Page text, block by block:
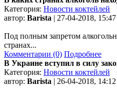
Категория: Новости коктейлей
автор: Barista | 27-04-2018,
Под полным запретом
странах...
Комментарии (0) Подробнее
В Украине вступил в силу
Категория: Новости коктейлей
автор: Barista | 26-04-2018,